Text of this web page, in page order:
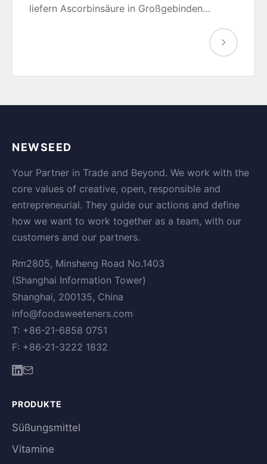
liefern Ascorbinsäure in Großgebinden…
NEWSEED
Your Partner in Trade and Beyond. We work with the
core values of creative, open, responsible and
entrepreneurial. They guide our actions and define
how we want to work together as a team, with our
customers and our partners.
Rm2805, Minsheng Road No.1403
(Shanghai Information Tower)
Shanghai, 200135, China
info@foodsweeteners.com
T: +86-21-6858 0751
F: +86-21-3222 1832
PRODUKTE
Süßungsmittel
Vitamine